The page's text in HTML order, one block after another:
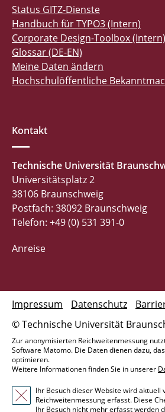
Status GITZ-Dienste
Handbuch für TYPO3 (Intern)
Corporate Design-Toolbox (Intern)
Glossar (DE-EN)
Meine Daten ändern
Hochschulöffentliche
Kontakt
Technische Universität
Universitätsplatz 2
38106 Braunschweig
Postfach: 38092 Braunschweig
Telefon: +49 (0) 531 391-0
Anreise
© Technische Universität
Impressum Datenschutz
Zur anonymisierten Reichweitenmessung
Software Matomo. Die Daten dienen dazu,
optimieren.
Weitere Informationen finden Sie in unserer
Ihr Besuch dieser Website wird aktuell
Reichweitenmessung erfasst. Diese
Ihr Besuch nicht mehr erfasst werden